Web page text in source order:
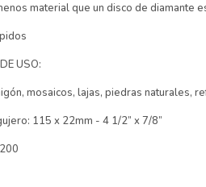
material que un disco de diamante
USO:
mosaicos, lajas, piedras naturales,
115 x 22mm - 4 1/2” x 7/8”